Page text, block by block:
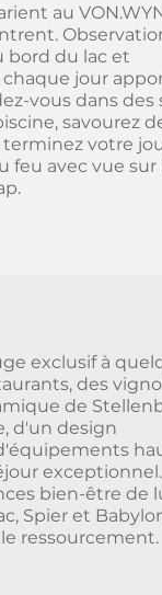
au
bord du lac et
jour
vous dans des
savourez
votre
feu avec vue sur
exclusif à
des
de
d'un design
bien-être de
Spier et
ressourcement.